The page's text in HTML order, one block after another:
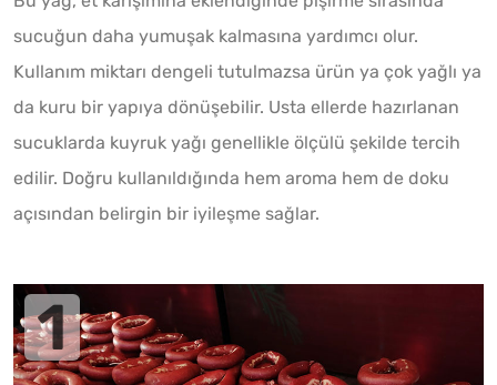
sucuğun daha yumuşak kalmasına yardımcı olur.
Kullanım miktarı dengeli tutulmazsa ürün ya çok yağlı ya
da kuru bir yapıya dönüşebilir. Usta ellerde hazırlanan
sucuklarda kuyruk yağı genellikle ölçülü şekilde tercih
edilir. Doğru kullanıldığında hem aroma hem de doku
açısından belirgin bir iyileşme sağlar.